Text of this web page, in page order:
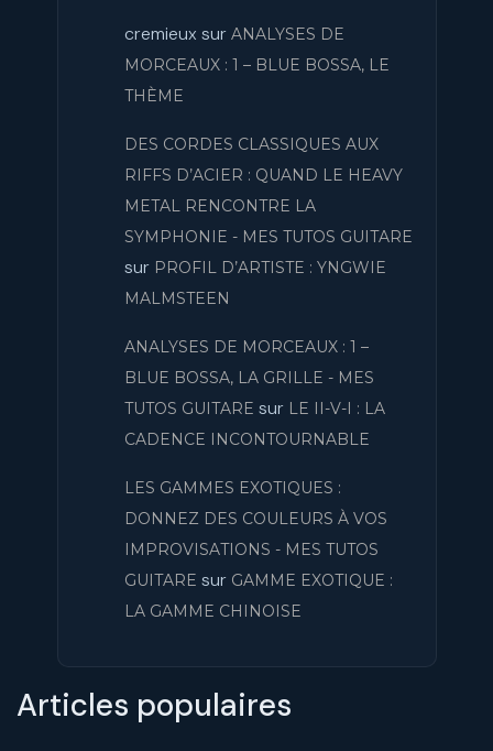
cremieux sur ANALYSES DE
MORCEAUX : 1 – BLUE BOSSA, LE
THÈME
DES CORDES CLASSIQUES AUX
RIFFS D’ACIER : QUAND LE HEAVY
METAL RENCONTRE LA
SYMPHONIE - MES TUTOS GUITARE
sur PROFIL D’ARTISTE : YNGWIE
MALMSTEEN
ANALYSES DE MORCEAUX : 1 –
BLUE BOSSA, LA GRILLE - MES
TUTOS GUITARE sur LE II-V-I : LA
CADENCE INCONTOURNABLE
LES GAMMES EXOTIQUES :
DONNEZ DES COULEURS À VOS
IMPROVISATIONS - MES TUTOS
GUITARE sur GAMME EXOTIQUE :
LA GAMME CHINOISE
Articles populaires